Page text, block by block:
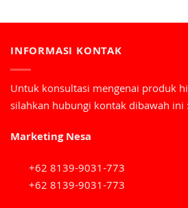
INFORMASI KONTAK
Untuk konsultasi mengenai produk
silahkan hubungi kontak dibawah ini :
Marketing Nesa
+62 8139-9031-773
+62 8139-9031-773